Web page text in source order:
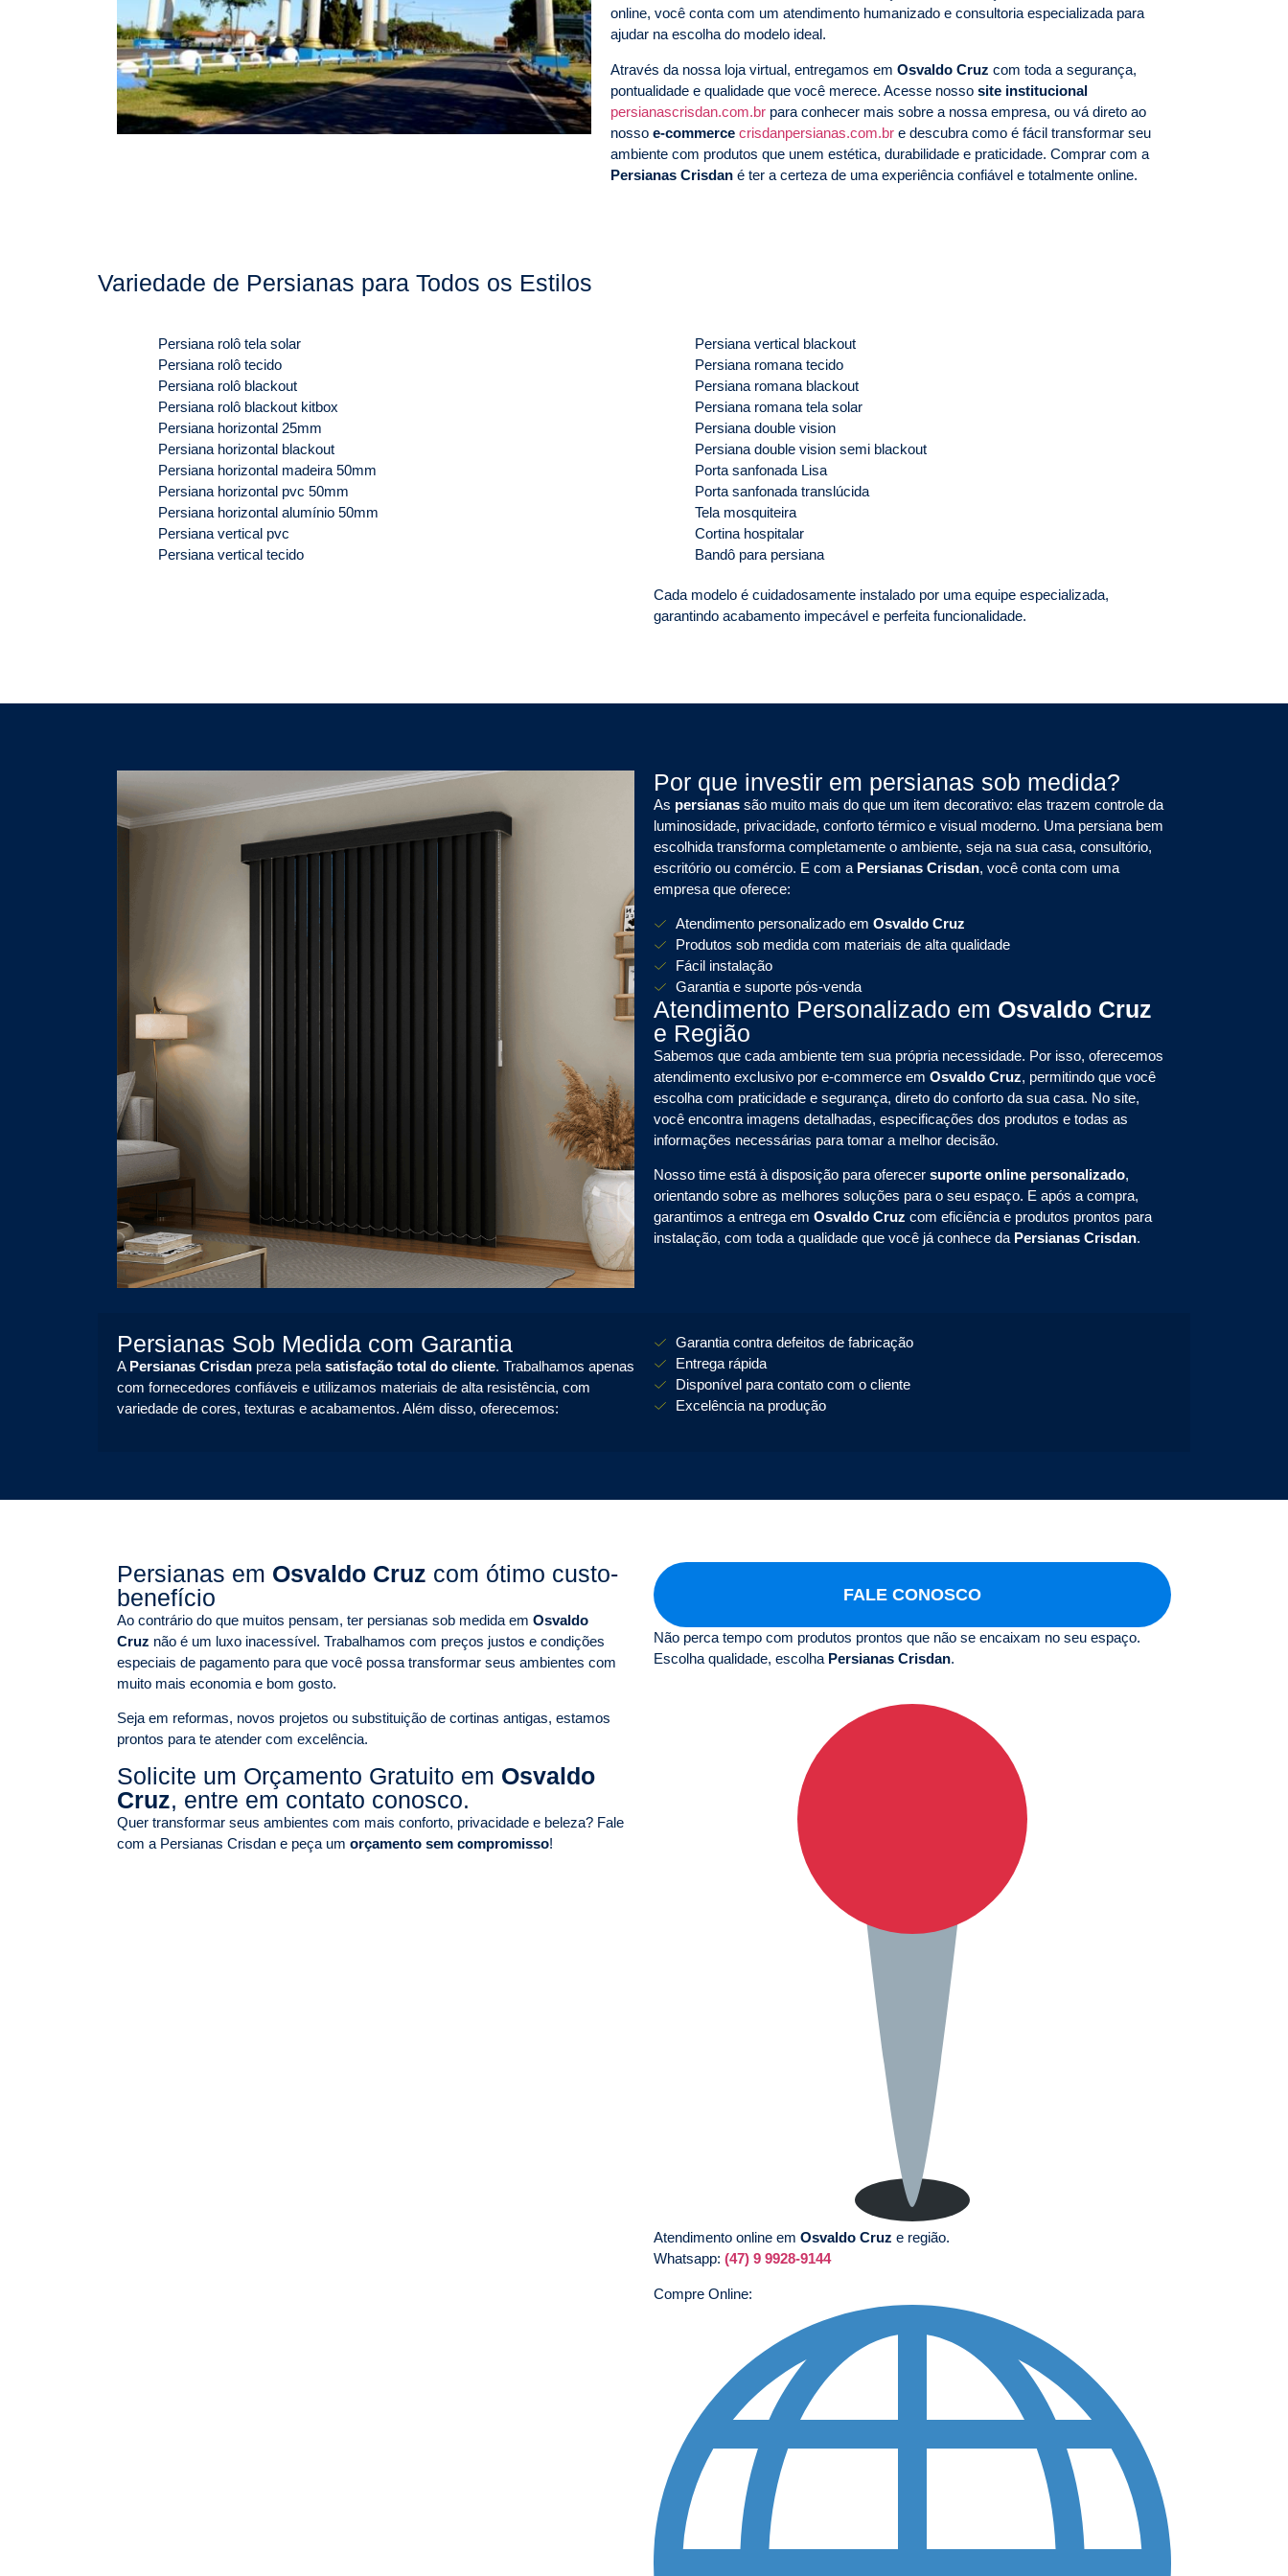
online, você conta com um atendimento humanizado e consultoria especializada para
ajudar na escolha do modelo ideal.
Através da nossa loja virtual, entregamos em Osvaldo Cruz com toda a segurança,
pontualidade e qualidade que você merece. Acesse nosso site institucional
persianascrisdan.com.brpara conhecer mais sobre a nossa empresa, ou vá direto ao
nosso e-commerce crisdanpersianas.com.bre descubra como é fácil transformar seu
ambiente com produtos que unem estética, durabilidade e praticidade. Comprar com a
Persianas Crisdané ter a certeza de uma experiência confiável e totalmente online.
Variedade de Persianas para Todos os Estilos
Persiana rolô tela solar
Persiana rolô tecido
Persiana rolô blackout
Persiana rolô blackout kitbox
Persiana horizontal 25mm
Persiana horizontal blackout
Persiana horizontal madeira 50mm
Persiana horizontal pvc 50mm
Persiana horizontal alumínio 50mm
Persiana vertical pvc
Persiana vertical tecido
Persiana vertical blackout
Persiana romana tecido
Persiana romana blackout
Persiana romana tela solar
Persiana double vision
Persiana double vision semi blackout
Porta sanfonada Lisa
Porta sanfonada translúcida
Tela mosquiteira
Cortina hospitalar
Bandô para persiana
Cada modelo é cuidadosamente instalado por uma equipe especializada,
garantindo acabamento impecável e perfeita funcionalidade.
Por que investir em persianas sob medida?
As persianas são muito mais do que um item decorativo: elas trazem controle da
luminosidade, privacidade, conforto térmico e visual moderno. Uma persiana bem
escolhida transforma completamente o ambiente, seja na sua casa, consultório,
escritório ou comércio. E com a Persianas Crisdan, você conta com uma
empresa que oferece:
Atendimento personalizado em Osvaldo Cruz
Produtos sob medida com materiais de alta qualidade
Fácil instalação
Garantia e suporte pós-venda
Atendimento Personalizado em Osvaldo Cruz
e Região
Sabemos que cada ambiente tem sua própria necessidade. Por isso, oferecemos
atendimento exclusivo por e-commerce em Osvaldo Cruz, permitindo que você
escolha com praticidade e segurança, direto do conforto da sua casa. No site,
você encontra imagens detalhadas, especificações dos produtos e todas as
informações necessárias para tomar a melhor decisão.
Nosso time está à disposição para oferecer suporte online personalizado,
orientando sobre as melhores soluções para o seu espaço. E após a compra,
garantimos a entrega em Osvaldo Cruz com eficiência e produtos prontos para
instalação, com toda a qualidade que você já conhece da Persianas Crisdan.
Persianas Sob Medida com Garantia
A Persianas Crisdan preza pela satisfação total do cliente. Trabalhamos apenas
com fornecedores confiáveis e utilizamos materiais de alta resistência, com
variedade de cores, texturas e acabamentos. Além disso, oferecemos:
Garantia contra defeitos de fabricação
Entrega rápida
Disponível para contato com o cliente
Excelência na produção
Persianas em Osvaldo Cruz com ótimo custo-
benefício
Ao contrário do que muitos pensam, ter persianas sob medida em Osvaldo
Cruz não é um luxo inacessível. Trabalhamos com preços justos e condições
especiais de pagamento para que você possa transformar seus ambientes com
muito mais economia e bom gosto.
Seja em reformas, novos projetos ou substituição de cortinas antigas, estamos
prontos para te atender com excelência.
Solicite um Orçamento Gratuito em Osvaldo
Cruz, entre em contato conosco.
Quer transformar seus ambientes com mais conforto, privacidade e beleza? Fale
com a Persianas Crisdan e peça um orçamento sem compromisso!
FALE CONOSCO
Não perca tempo com produtos prontos que não se encaixam no seu espaço.
Escolha qualidade, escolha Persianas Crisdan.
Atendimento online em Osvaldo Cruz e região.
Whatsapp: (47) 9 9928-9144
Compre Online: